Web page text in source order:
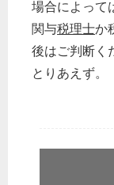
場合によって
関与税理士か
後はご判断く
とりあえず。